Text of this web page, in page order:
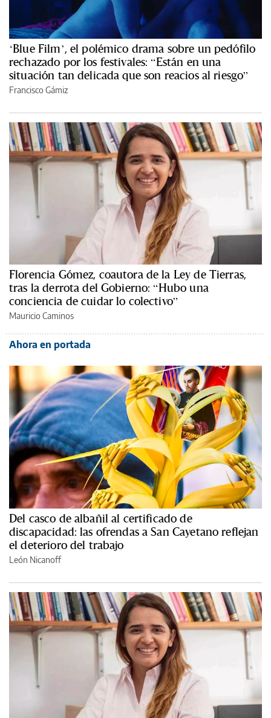
‘Blue Film’, el polémico drama sobre un pedófilo
rechazado por los festivales: “Están en una
situación tan delicada que son reacios al riesgo”
Francisco Gámiz
Florencia Gómez, coautora de la Ley de Tierras,
tras la derrota del Gobierno: “Hubo una
conciencia de cuidar lo colectivo”
Mauricio Caminos
Ahora en portada
Del casco de albañil al certificado de
discapacidad: las ofrendas a San Cayetano reflejan
el deterioro del trabajo
León Nicanoff